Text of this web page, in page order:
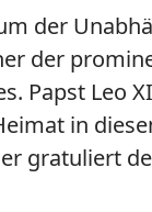
der
der
Papst Leo
in
gratuliert